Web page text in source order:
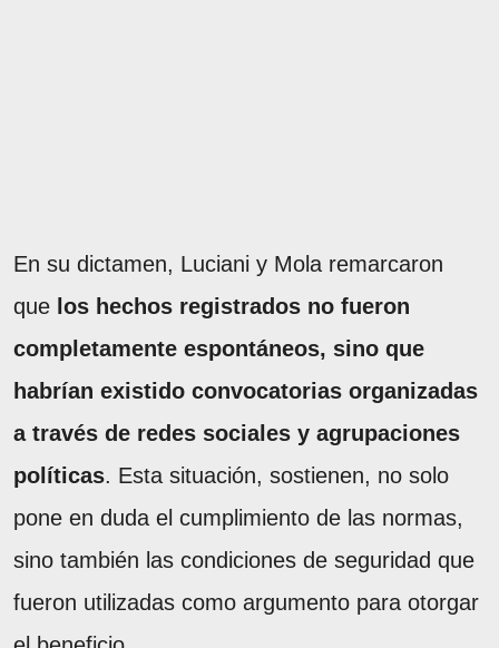
En su dictamen, Luciani y Mola remarcaron
que los hechos registrados no fueron
completamente espontáneos, sino que
habrían existido convocatorias organizadas
a través de redes sociales y agrupaciones
políticas. Esta situación, sostienen, no solo
pone en duda el cumplimiento de las normas,
sino también las condiciones de seguridad que
fueron utilizadas como argumento para otorgar